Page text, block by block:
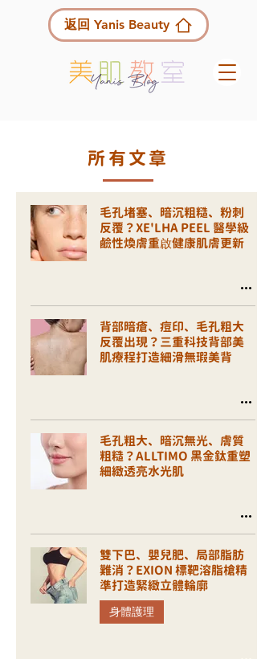
返回 Yanis Beauty
所有文章
毛孔堵塞、暗沉粗糙、粉刺
反覆？XE'LHA PEEL 醫學級
鹼性煥膚重啟健康肌膚更新
背部暗瘡、痘印、毛孔粗大
反覆出現？三重科技背部美
肌療程打造細滑無瑕美背
毛孔粗大、暗沉無光、膚質
粗糙？ALLTIMO 黑金鈦重塑
細緻透亮水光肌
雙下巴、嬰兒肥、局部脂肪
難消？EXION 標靶溶脂槍精
準打造緊緻立體輪廓
身體護理